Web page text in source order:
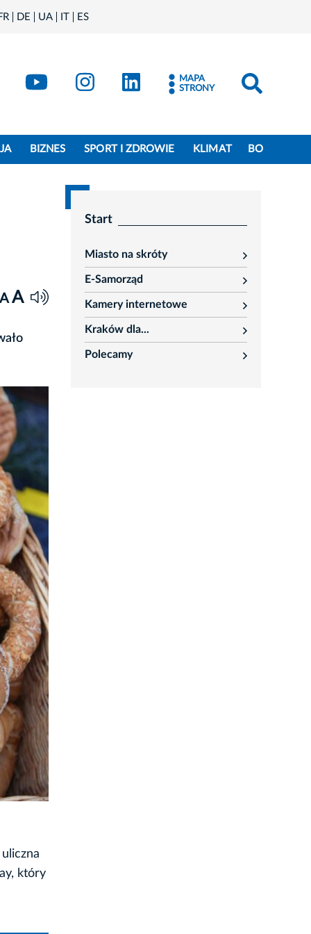
DE UA IT ES
Kraków - X
Kraków - YouTube
Kraków - Instagram
Kraków - LinkedIn
MAPA
STRONY
BIZNES SPORT I ZDROWIE KLIMAT BO
A A
który
Start
Miasto na skróty
rozwiń
E-Samorząd
rozwiń
Kamery internetowe
rozwiń
Kraków dla...
rozwiń
Polecamy
rozwiń